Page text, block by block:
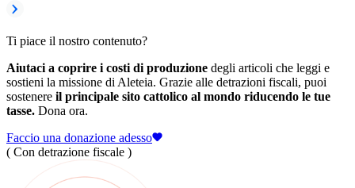
Ti piace il nostro contenuto?
Aiutaci a coprire i costi di produzione degli articoli che leggi e
sostieni la missione di Aleteia. Grazie alle detrazioni fiscali, puoi
sostenere il principale sito cattolico al mondo riducendo le tue
tasse. Dona ora.
Faccio una donazione adesso
( Con detrazione fiscale )